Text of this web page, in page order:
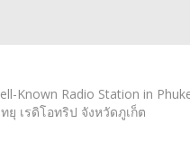
Known Radio Station in
ยุ เรดิโอทริป จังหวัดภูเก็ต